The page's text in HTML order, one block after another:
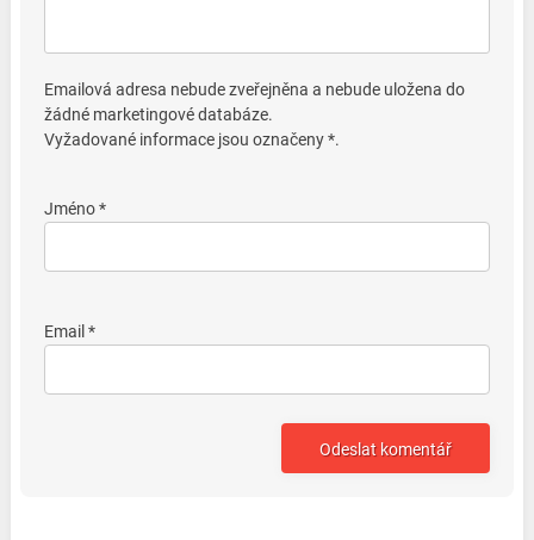
Emailová adresa nebude zveřejněna a nebude uložena do
žádné marketingové databáze.
Vyžadované informace jsou označeny *.
Jméno *
Email *